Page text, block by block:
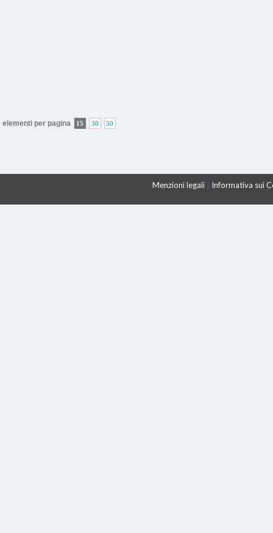
elementi per pagina 15 30 50
Menzioni legali Informativa sui